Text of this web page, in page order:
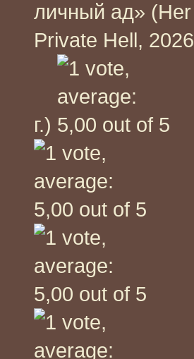
личный ад» (Her
Private Hell, 2026
г.)